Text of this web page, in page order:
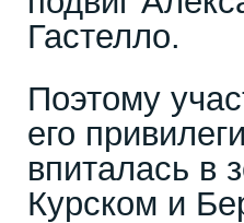
Гастелло.
Поэтому
его
впиталась в
Курском и